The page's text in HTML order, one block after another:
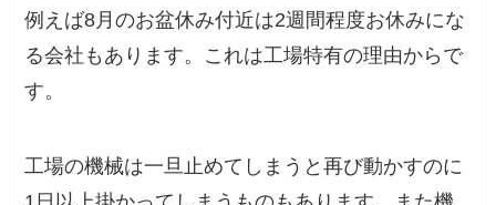
例えば8月のお盆休み付近は2週間程度お休みにな
る会社もあります。これは工場特有の理由からで
す。
工場の機械は一旦止めてしまうと再び動かすのに